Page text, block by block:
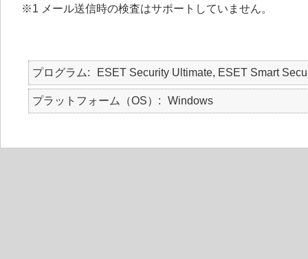
※1 メール送信時の検査はサポートしていません。
プログラム ESET Security Ultimate, ESET Smart
プラットフォーム（OS） Windows